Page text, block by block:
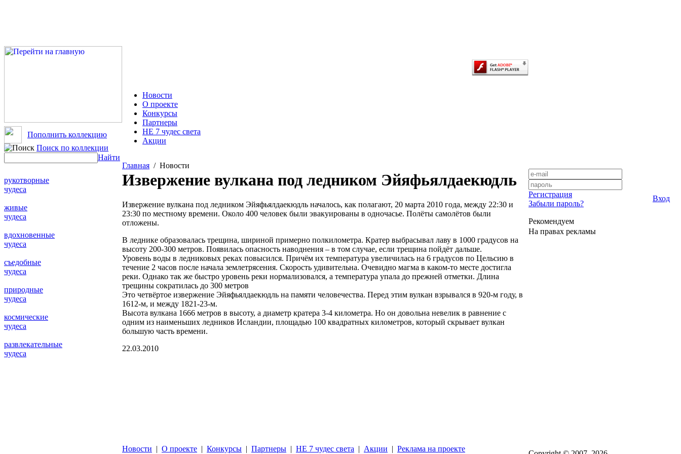
Пополнить коллекцию
Поиск по коллекции
Найти
рукотворные
чудеса
живые
чудеса
вдохновенные
чудеса
съедобные
чудеса
природные
чудеса
космические
чудеса
развлекательные
чудеса
Новости
О проекте
Конкурсы
Партнеры
НЕ 7 чудес света
Акции
Главная / Новости
Извержение вулкана под ледником Эйяфьялдаекюдль
Извержение вулкана под ледником Эйяфьялдаекюдль началось, как полагают, 20 марта 2010 года, между 22:30 и
23:30 по местному времени. Около 400 человек были эвакуированы в одночасье. Полёты самолётов были
отложены.
В леднике образовалась трещина, шириной примерно полкилометра. Кратер выбрасывал лаву в 1000 градусов на
высоту 200-300 метров. Появилась опасность наводнения – в том случае, если трещина пойдёт дальше.
Уровень воды в ледниковых реках повысился. Причём их температура увеличилась на 6 градусов по Цельсию в
течение 2 часов после начала землетрясения. Скорость удивительна. Очевидно магма в каком-то месте достигла
реки. Однако так же быстро уровень реки нормализовался, а температура упала до прежней отметки. Длина
трещины сократилась до 300 метров
Это четвёртое извержение Эйяфьялдаекюдль на памяти человечества. Перед этим вулкан взрывался в 920-м году, в
1612-м, и между 1821-23-м.
Высота вулкана 1666 метров в высоту, а диаметр кратера 3-4 километра. Но он довольна невелик в равнение с
одним из наименьших ледников Исландии, площадью 100 квадратных километров, который скрывает вулкан
большую часть времени.
22.03.2010
Регистрация Вход
Забыли пароль?
Рекомендуем
На правах рекламы
Новости | О проекте | Конкурсы | Партнеры | НЕ 7 чудес света | Акции | Реклама на проекте